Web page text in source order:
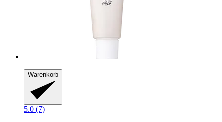
Warenkorb
5.0 (7)